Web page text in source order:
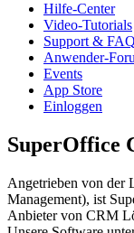
Hilfe-Center
Video-Tutorials
Support & FAQ
Anwender-
Events
App Store
Einloggen
SuperOffice
Angetrieben von der
Management), ist
Anbieter von CRM